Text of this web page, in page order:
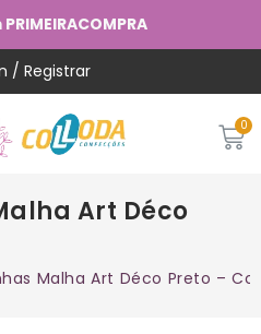
/ Registrar
Art Déco
Malha Art Déco Preto –